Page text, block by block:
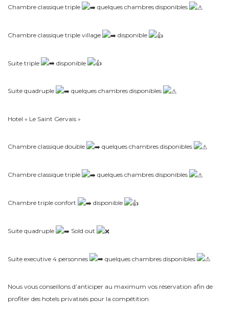
Chambre classique triple quelques chambres disponibles
Chambre classique triple village disponible
Suite triple disponible
Suite quadruple quelques chambres disponibles
Hotel « Le Saint Gervais »
Chambre classique double quelques chambres disponibles
Chambre classique triple quelques chambres disponibles
Chambre triple confort disponible
Suite quadruple Sold out
Suite executive 4 personnes quelques chambres disponibles
Nous vous conseillons d’anticiper au maximum vos réservation afin de
profiter des hotels privatisés pour la compétition.